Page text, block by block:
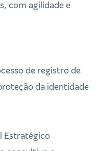
com agilidade e
de registro de
da identidade